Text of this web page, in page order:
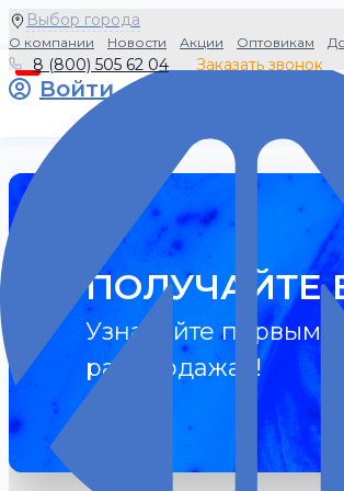
Выбор города
О компании Новости Акции Оптовикам
8 (800) 505 62 04 Заказать звонок
Войти
ПОЛУЧАЙТЕ
Узнавайте первыми
распродажах!